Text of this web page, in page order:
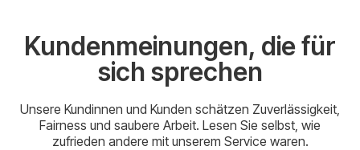
Kundenmeinungen, die für
sich sprechen
Unsere Kundinnen und Kunden schätzen Zuverlässigkeit,
Fairness und saubere Arbeit. Lesen Sie selbst, wie
zufrieden andere mit unserem Service waren.